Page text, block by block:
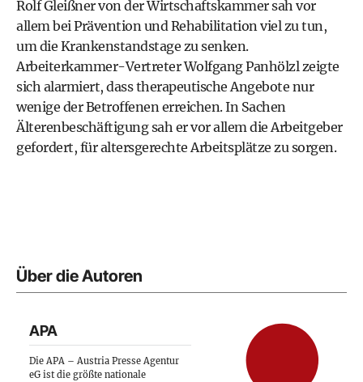
Rolf Gleißner von der Wirtschaftskammer sah vor
allem bei Prävention und Rehabilitation viel zu tun,
um die Krankenstandstage zu senken.
Arbeiterkammer-Vertreter Wolfgang Panhölzl zeigte
sich alarmiert, dass therapeutische Angebote nur
wenige der Betroffenen erreichen. In Sachen
Älterenbeschäftigung sah er vor allem die Arbeitgeber
gefordert, für altersgerechte Arbeitsplätze zu sorgen.
Über die Autoren
APA
Die APA – Austria Presse Agentur
eG ist die größte nationale